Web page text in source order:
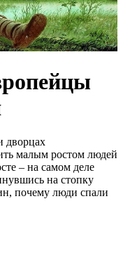
дворцах
малым ростом людей
– на самом деле
на стопку
почему люди спали